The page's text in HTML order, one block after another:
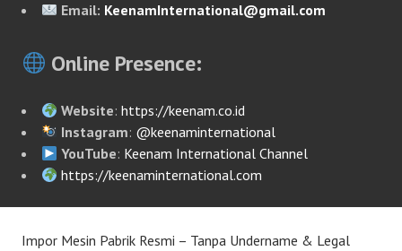
Email: KeenamInternational@gmail.com
Online Presence:
Website:https://keenam.co.id
Instagram: @keenaminternational
YouTube: Keenam International Channel
https://keenaminternational.com
Impor Mesin Pabrik Resmi – Tanpa Undername & Legal